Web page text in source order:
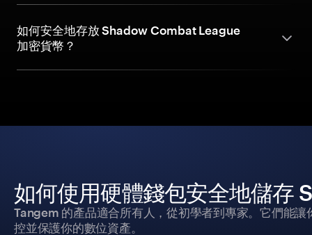
如何安全地存放 Shadow Combat League
加密貨幣？
如何使用硬體錢包安全地儲存
Tangem 的產品適合所有人，從初學者到專家。它們能
控並保護你的數位資產。